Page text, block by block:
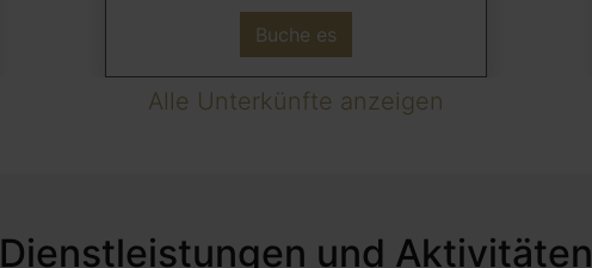
Buche es
Alle Unterkünfte anzeigen
Dienstleistungen und Aktivitäten